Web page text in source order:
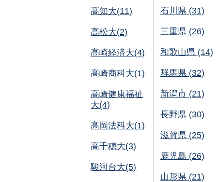
高知大(11)
高松大(2)
高崎経済大(4)
高崎商科大(1)
高崎健康福祉
大(4)
高岡法科大(1)
高千穂大(3)
駿河台大(5)
石川県 (31)
三重県 (26)
和歌山県 (14)
群馬県 (32)
新潟市 (21)
長野県 (30)
滋賀県 (25)
鹿児島 (26)
山形県 (21)